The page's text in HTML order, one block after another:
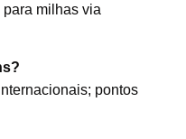
para milhas via
pontos